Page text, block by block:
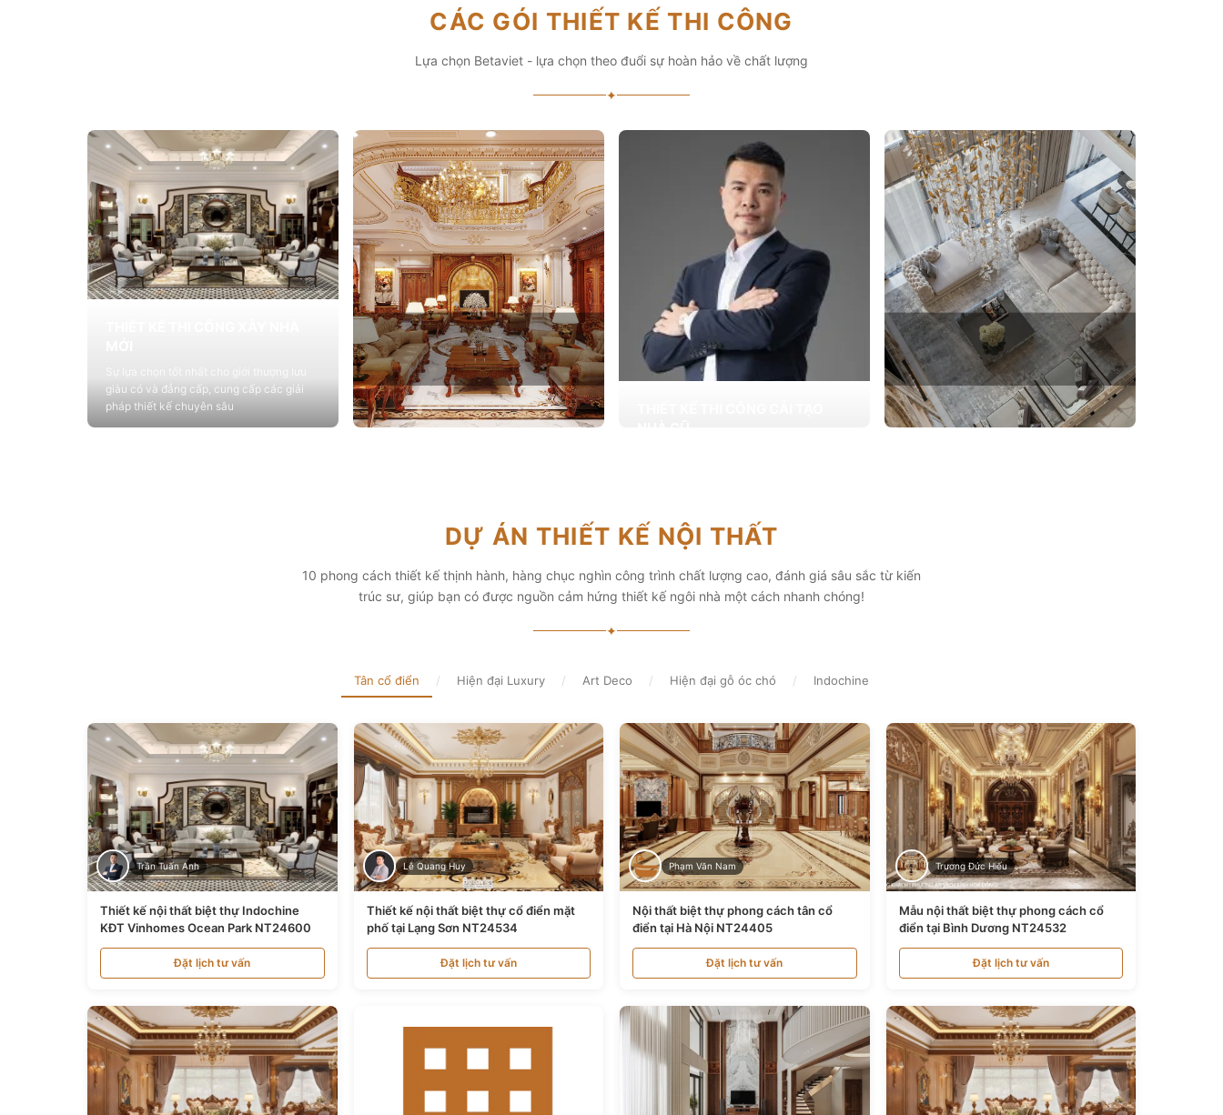
CÁC GÓI THIẾT KẾ THI CÔNG
Lựa chọn Betaviet - lựa chọn theo đuổi sự hoàn hảo về chất lượng
✦
giàu có và đẳng cấp, cung cấp các giải
pháp thiết kế chuyên sâu
Xem chi tiết
DỰ ÁN THIẾT KẾ NỘI THẤT
10 phong cách thiết kế thịnh hành, hàng chục nghìn công trình chất lượng cao, đánh giá sâu sắc từ kiến
trúc sư, giúp bạn có được nguồn cảm hứng thiết kế ngôi nhà một cách nhanh chóng!
✦
Tân cổ điển / Hiện đại Luxury / Art Deco / Hiện đại gỗ óc chó / Indochine
Trần Tuấn Anh
Thiết kế nội thất biệt thự Indochine
KĐT Vinhomes Ocean Park NT24600
Đặt lịch tư vấn
Lê Quang Huy
Thiết kế nội thất biệt thự cổ điển mặt
phố tại Lạng Sơn NT24534
Đặt lịch tư vấn
Phạm Văn Nam
Nội thất biệt thự phong cách tân cổ
điển tại Hà Nội NT24405
Đặt lịch tư vấn
Trương Đức Hiếu
Mẫu nội thất biệt thự phong cách cổ
điển tại Bình Dương NT24532
Đặt lịch tư vấn